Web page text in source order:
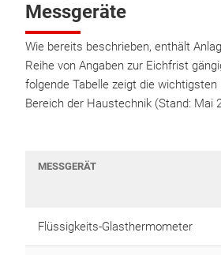
Messgeräte
Wie bereits beschrieben, enthält
Reihe von Angaben zur Eichfrist
folgende Tabelle zeigt die
Bereich der Haustechnik (Stand: Mai
MESSGERÄT
Flüssigkeits-Glasthermometer